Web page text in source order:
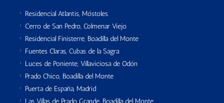
Residencial Atlantis, Móstoles
Cerro de San Pedro, Colmenar Viejo
Residencial Finisterre, Boadilla del Monte
Fuentes Claras, Cubas de la Sagra
Luces de Poniente, Villaviciosa de Odón
Prado Chico, Boadilla del Monte
Puerta de España, Madrid
Las Villas de Prado Grande, Boadilla del Monte